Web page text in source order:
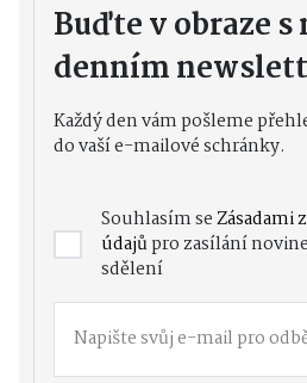
Buďte v obraze s
denním
Každý den vám pošleme
do vaší e-mailové schránky.
Souhlasím seZásadami
údajůpro zasílání
sdělení